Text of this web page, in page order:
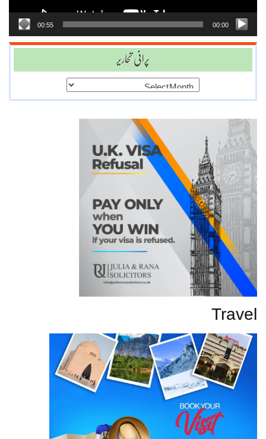
00:00
00:55
پرانی تحاریر
Travel